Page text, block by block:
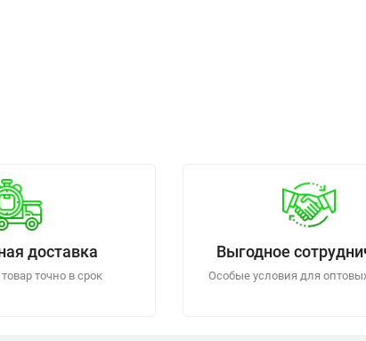
доставка
точно в срок
Выгодное
Особые условия для